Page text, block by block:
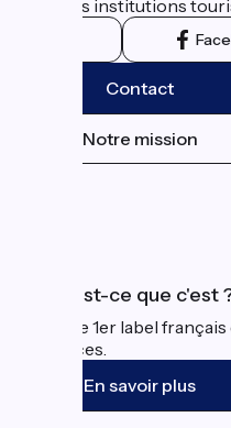
et leurs institutions
Contact
Notre mission
Vélo qu'est-ce que c'est
c'est le 1er label
en vacances.
En savoir plus